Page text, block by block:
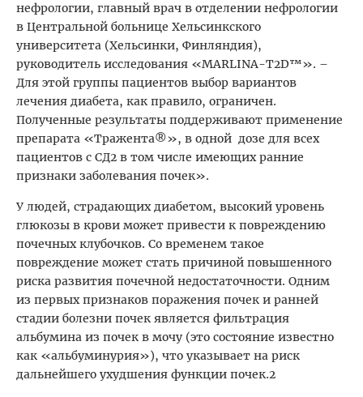
нефрологии, главный врач в отделении нефрологии
в Центральной больнице Хельсинкского
университета (Хельсинки, Финляндия),
руководитель исследования «MARLINA-T2D™». –
Для этой группы пациентов выбор вариантов
лечения диабета, как правило, ограничен.
Полученные результаты поддерживают применение
препарата «Тражента®», в одной дозе для всех
пациентов с СД2 в том числе имеющих ранние
признаки заболевания почек».
У людей, страдающих диабетом, высокий уровень
глюкозы в крови может привести к повреждению
почечных клубочков. Со временем такое
повреждение может стать причиной повышенного
риска развития почечной недостаточности. Одним
из первых признаков поражения почек и ранней
стадии болезни почек является фильтрация
альбумина из почек в мочу (это состояние известно
как «альбуминурия»), что указывает на риск
дальнейшего ухудшения функции почек.2